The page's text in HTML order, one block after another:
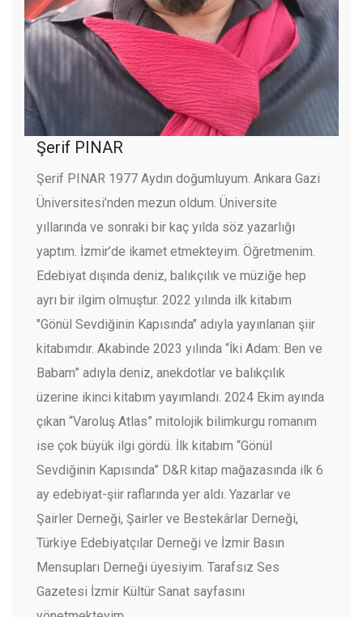
Şerif PINAR
Şerif PINAR 1977 Aydın doğumluyum. Ankara Gazi
Üniversitesi’nden mezun oldum. Üniversite
yıllarında ve sonraki bir kaç yılda söz yazarlığı
yaptım. İzmir’de ikamet etmekteyim. Öğretmenim.
Edebiyat dışında deniz, balıkçılık ve müziğe hep
ayrı bir ilgim olmuştur. 2022 yılında ilk kitabım
"Gönül Sevdiğinin Kapısında" adıyla yayınlanan şiir
kitabımdır. Akabinde 2023 yılında “İki Adam: Ben ve
Babam” adıyla deniz, anekdotlar ve balıkçılık
üzerine ikinci kitabım yayımlandı. 2024 Ekim ayında
çıkan “Varoluş Atlas” mitolojik bilimkurgu romanım
ise çok büyük ilgi gördü. İlk kitabım “Gönül
Sevdiğinin Kapısında” D&R kitap mağazasında ilk 6
ay edebiyat-şiir raflarında yer aldı. Yazarlar ve
Şairler Derneği, Şairler ve Bestekârlar Derneği,
Türkiye Edebiyatçılar Derneği ve İzmir Basın
Mensupları Derneği üyesiyim. Tarafsız Ses
Gazetesi İzmir Kültür Sanat sayfasını